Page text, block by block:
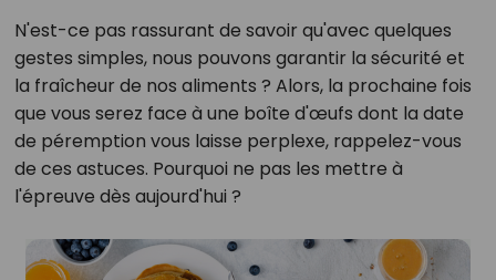
N'est-ce pas rassurant de savoir qu'avec quelques
gestes simples, nous pouvons garantir la sécurité et
la fraîcheur de nos aliments ? Alors, la prochaine fois
que vous serez face à une boîte d'œufs dont la date
de péremption vous laisse perplexe, rappelez-vous
de ces astuces. Pourquoi ne pas les mettre à
l'épreuve dès aujourd'hui ?